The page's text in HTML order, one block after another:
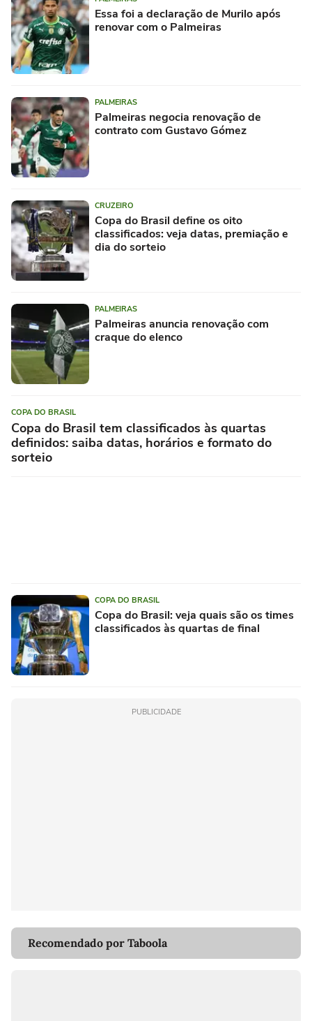
Essa foi a declaração de Murilo após
renovar com o Palmeiras
PALMEIRAS
Palmeiras negocia renovação de
contrato com Gustavo Gómez
CRUZEIRO
Copa do Brasil define os oito
classificados: veja datas, premiação e
dia do sorteio
PALMEIRAS
Palmeiras anuncia renovação com
craque do elenco
COPA DO BRASIL
Copa do Brasil tem classificados às quartas
definidos: saiba datas, horários e formato do
sorteio
COPA DO BRASIL
Copa do Brasil: veja quais são os times
classificados às quartas de final
PUBLICIDADE
Recomendado por Taboola